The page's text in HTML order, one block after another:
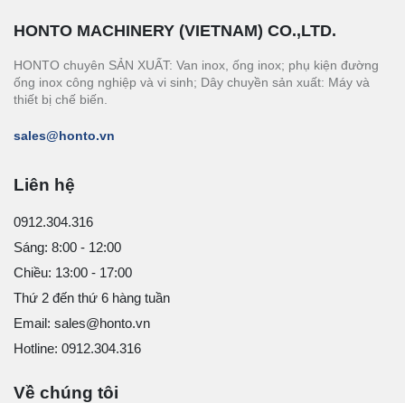
HONTO MACHINERY (VIETNAM) CO.,LTD.
HONTO chuyên SẢN XUẤT: Van inox, ống inox; phụ kiện đường
ống inox công nghiệp và vi sinh; Dây chuyền sản xuất: Máy và
thiết bị chế biến.
sales@honto.vn
Liên hệ
0912.304.316
Sáng: 8:00 - 12:00
Chiều: 13:00 - 17:00
Thứ 2 đến thứ 6 hàng tuần
Email: sales@honto.vn
Hotline: 0912.304.316
Về chúng tôi